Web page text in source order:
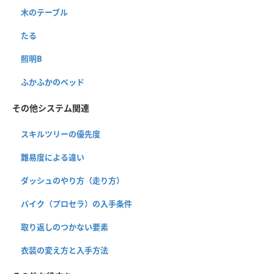
木のテーブル
たる
照明B
ふかふかのベッド
その他システム関連
スキルツリーの優先度
難易度による違い
ダッシュのやり方（走り方）
バイク（プロセラ）の入手条件
取り返しのつかない要素
衣装の変え方と入手方法